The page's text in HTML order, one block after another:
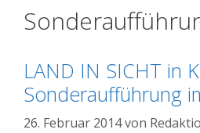
LAND IN SICHT in
Sonderaufführung
26. Februar 2014von